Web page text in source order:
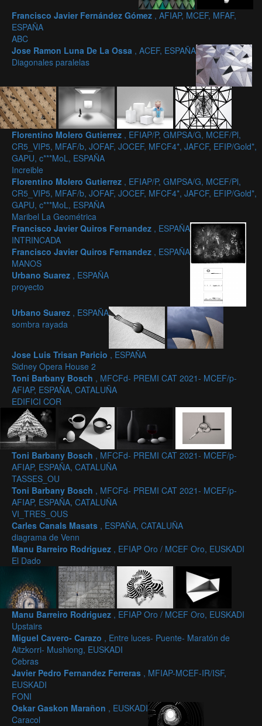
Francisco Javier Fernández Gómez , AFIAP, MCEF, MFAF,
ESPAÑA
ABC
Jose Ramon Luna De La Ossa , ACEF, ESPAÑA
Diagonales paralelas
Florentino Molero Gutierrez , EFIAP/P, GMPSA/G, MCEF/Pl,
CR5_VIP5, MFAF/b, JOFAF, JOCEF, MFCF4*, JAFCF, EFIP/Gold*,
GAPU, c***MoL, ESPAÑA
Increible
Florentino Molero Gutierrez , EFIAP/P, GMPSA/G, MCEF/Pl,
CR5_VIP5, MFAF/b, JOFAF, JOCEF, MFCF4*, JAFCF, EFIP/Gold*,
GAPU, c***MoL, ESPAÑA
Maribel La Geométrica
Francisco Javier Quiros Fernandez , ESPAÑA
INTRINCADA
Francisco Javier Quiros Fernandez , ESPAÑA
MANOS
Urbano Suarez , ESPAÑA
proyecto
Urbano Suarez , ESPAÑA
sombra rayada
Jose Luis Trisan Paricio , ESPAÑA
Sidney Opera House 2
Toni Barbany Bosch , MFCFd- PREMI CAT 2021- MCEF/p-
AFIAP, ESPAÑA, CATALUÑA
EDIFICI COR
Toni Barbany Bosch , MFCFd- PREMI CAT 2021- MCEF/p-
AFIAP, ESPAÑA, CATALUÑA
TASSES_OU
Toni Barbany Bosch , MFCFd- PREMI CAT 2021- MCEF/p-
AFIAP, ESPAÑA, CATALUÑA
VI_TRES_OUS
Carles Canals Masats , ESPAÑA, CATALUÑA
diagrama de Venn
Manu Barreiro Rodriguez , EFIAP Oro / MCEF Oro, EUSKADI
El Dado
Manu Barreiro Rodriguez , EFIAP Oro / MCEF Oro, EUSKADI
Upstairs
Miguel Cavero- Carazo , Entre luces- Puente- Maratón de
Aitzkorri- Mushiong, EUSKADI
Cebras
Javier Pedro Fernandez Ferreras , MFIAP-MCEF-IR/ISF,
EUSKADI
FONI
Oskar Gaskon Marañon , EUSKADI
Caracol